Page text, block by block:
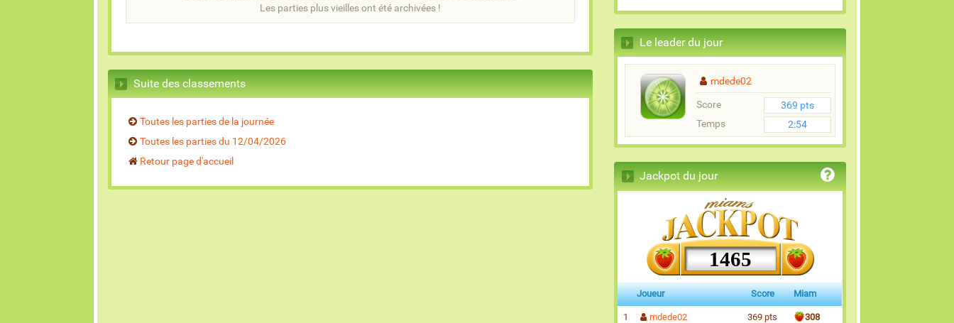
Les parties plus vieilles ont été archivées !
Suite des classements
Toutes les parties de la journée
Toutes les parties du 12/04/2026
Retour page d'accueil
Le leader du jour
mdede02
Score
369 pts
Temps
2:54
Jackpot du jour
1465
Joueur Score Miam
1 mdede02 369 pts 308